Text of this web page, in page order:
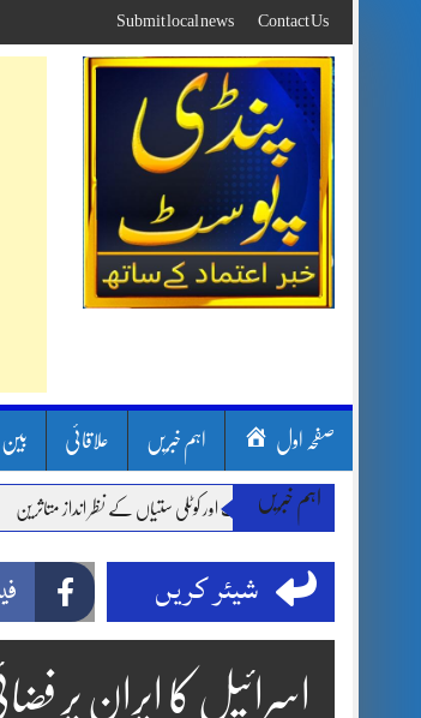
to
content
Contact Us
Submit local news
صفحہ اول اہم خبریں علاقائی بین
اہم خبریں
بارشیں، لینڈ سلائیڈنگ اور کوٹلی ستیاں کے نظر انداز متاثرین
شیئر کریں
اسرائیل کا ایران پر